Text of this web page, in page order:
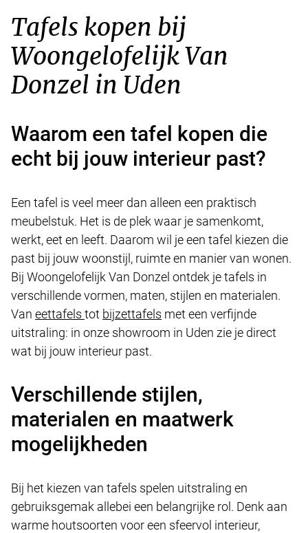
Tafels kopen bij
Woongelofelijk Van
Donzel in Uden
Waarom een tafel kopen die
echt bij jouw interieur past?
Een tafel is veel meer dan alleen een praktisch
meubelstuk. Het is de plek waar je samenkomt,
werkt, eet en leeft. Daarom wil je een tafel kiezen die
past bij jouw woonstijl, ruimte en manier van wonen.
Bij Woongelofelijk Van Donzel ontdek je tafels in
verschillende vormen, maten, stijlen en materialen.
Van eettafels tot bijzettafels met een verfijnde
uitstraling: in onze showroom in Uden zie je direct
wat bij jouw interieur past.
Verschillende stijlen,
materialen en maatwerk
mogelijkheden
Bij het kiezen van tafels spelen uitstraling en
gebruiksgemak allebei een belangrijke rol. Denk aan
warme houtsoorten voor een sfeervol interieur,